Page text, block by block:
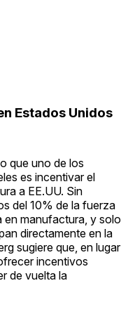
Estados Unidos
que uno de los
es incentivar el
a EE.UU. Sin
del 10% de la fuerza
en manufactura, y solo
directamente en la
sugiere que, en lugar
incentivos
de vuelta la